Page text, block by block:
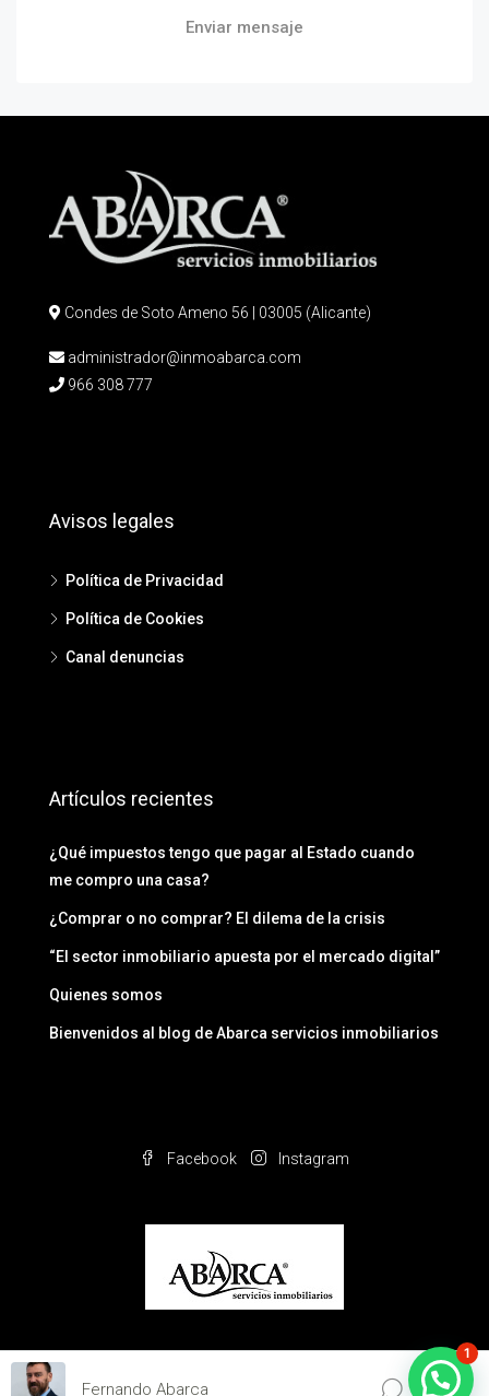
Enviar mensaje
Condes de Soto Ameno 56 | 03005 (Alicante)
administrador@inmoabarca.com
966 308 777
Avisos legales
Política de Privacidad
Política de Cookies
Canal denuncias
Artículos recientes
¿Qué impuestos tengo que pagar al Estado cuando
me compro una casa?
¿Comprar o no comprar? El dilema de la crisis
“El sector inmobiliario apuesta por el mercado digital”
Quienes somos
Bienvenidos al blog de Abarca servicios inmobiliarios
Facebook Instagram
© Sitio web creado por
Fernando Abarca
1